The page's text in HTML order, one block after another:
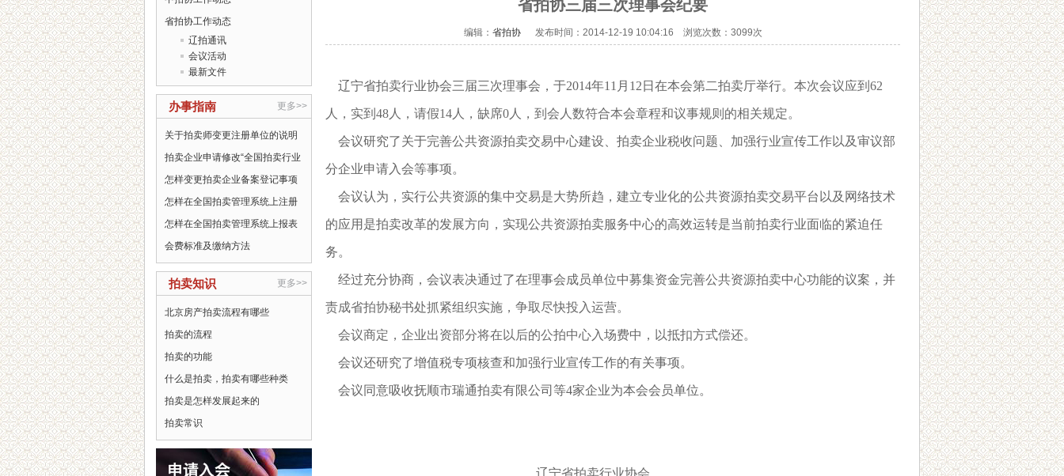
省拍协工作动态
辽拍通讯
会议活动
最新文件
更多>>
办事指南
关于拍卖师变更注册单位的说明
拍卖企业申请修改“全国拍卖行业
怎样变更拍卖企业备案登记事项
怎样在全国拍卖管理系统上注册
怎样在全国拍卖管理系统上报表
会费标准及缴纳方法
更多>>
拍卖知识
北京房产拍卖流程有哪些
拍卖的流程
拍卖的功能
什么是拍卖，拍卖有哪些种类
拍卖是怎样发展起来的
拍卖常识
省拍协三届三次理事会纪要
编辑： 省拍协发布时间：2014-12-19 10:04:16 浏览次数：3099次
辽宁省拍卖行业协会三届三次理事会，于2014年11 月 12 日在本会第二拍卖厅举行。 本次会议应到 62
人，实到 48 人，请假14 人，缺席0 人，到会人数符合本会章程和议事规则的相关规定。
会议研究了关于完善公共资源拍卖交易中心建设、拍卖企业税收问题、加强行业宣传工作以及审议部
分企业申请入会等事项。
会议认为，实行公共资源的集中交易是大势所趋，建立专业化的公共资源拍卖交易平台以及网络技术
的应用是拍卖改革的发展方向，实现公共资源拍卖服务中心的高效运转是当前拍卖行业面临的紧迫任
务。
经过充分协商，会议表决通过了在理事会成员单位中募集资金完善公共资源拍卖中心功能的议案，并
责成省拍协秘书处抓紧组织实施，争取尽快投入运营。
会议商定， 企业出资部分将在以后的公拍中心入场费中，以抵扣方式偿还。
会议还研究了增值税专项核查和加强行业宣传工作的有关事项。
会议同意吸收抚顺市瑞通拍卖有限公司等4家企业为本会会员单位。
辽宁省拍卖行业协会